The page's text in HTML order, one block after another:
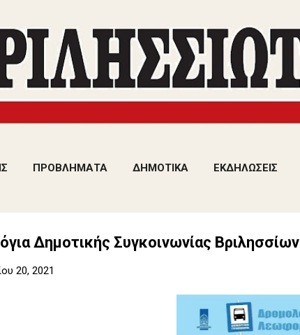
ΠΡΟΒΛΗΜΑΤΑ ΔΗΜΟΤΙΚΑ ΕΚΔΗΛΩΣΕΙΣ
Δημοτικής Συγκοινωνίας Βριλησσίων
20, 2021